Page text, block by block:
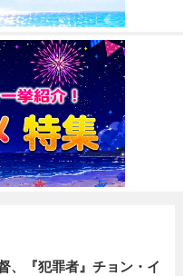
、『犯罪者』チョン・イ